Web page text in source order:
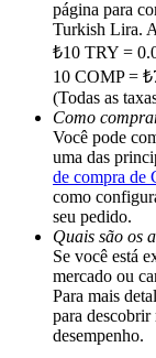
Deposit &
Deposit
Share
Exclusive for
Register &
página para
Turkish Lira.
₺10 TRY =
10 COMP =
(Todas as
Como
Você pode
uma das
de compra de
como
seu pedido.
Quais são os
Se você está
mercado ou
Para mais
para descobrir
desempenho.